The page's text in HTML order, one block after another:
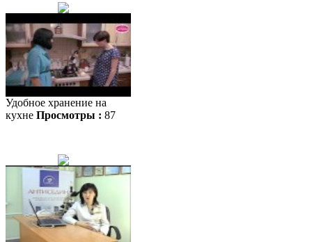
Удобное хранение на
кухне Просмотры : 87